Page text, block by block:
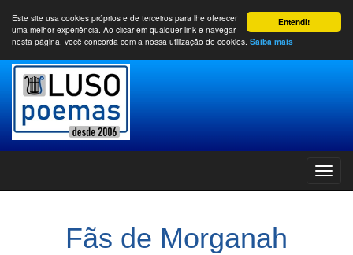
Entendi!
Este site usa cookies próprios e de terceiros para lhe oferecer
uma melhor experiência. Ao clicar em qualquer link e navegar
nesta página, você concorda com a nossa utilização de cookies. Saiba mais
Fãs de Morganah